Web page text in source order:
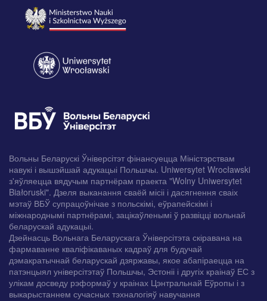
Вольны Беларускі Ўніверсітэт фінансуецца Міністэрствам
навукі і вышэйшай адукацыі Польшчы. Uniwersytet Wrocławski
з'яўляецца вядучым партнёрам праекта "Wolny Uniwersytet
Białoruski". Дзеля выканання сваёй місіі і дасягнення сваіх
мэтаў ВБЎ супрацоўнічае з польскімі, еўрапейскімі і
міжнароднымі партнёрамі, зацікаўленымі ў развіцці вольнай
беларускай адукацыі.
Дзейнасць Вольнага Беларускага Ўніверсітэта скіравана на
фармаванне кваліфікаваных кадраў для будучай
дэмакратычнай беларускай дзяржавы, якое абапіраецца на
патэнцыял універсітэтаў Польшчы, Эстоніі і другіх краінаў ЕС з
улікам досведу рэформаў у краінах Цэнтральнай Еўропы і з
выкарыстаннем сучасных тэхналогіяў навучання